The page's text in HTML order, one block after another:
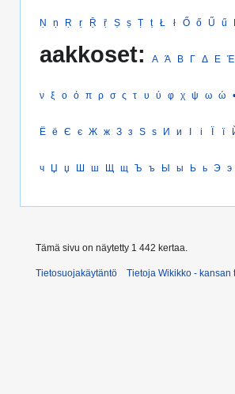
Ṇ ṇ Ṛ ṛ Ṝ ṝ Ṣ ṣ Ṭ ṭ Ł ł Ő ő Ű ű
aakkoset: Α Ά Β Γ Δ Ε Έ
ν ξ ο ό π ρ σ ς τ υ ύ φ χ ψ ω ώ •
Ё ё Є є Ж ж З з Ѕ ѕ И и І і Ї ї
ч Џ џ Ш ш Щ щ Ъ ъ Ы ы Ь ь Э э
Tämä sivu on näytetty 1 442 kertaa.
Tietosuojakäytäntö Tietoja Wikikko - kansan